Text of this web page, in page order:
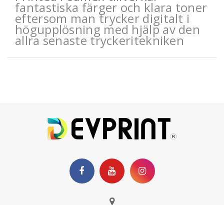
fantastiska färger och klara toner
eftersom man trycker digitalt i
högupplösning med hjälp av den
allra senaste tryckeritekniken